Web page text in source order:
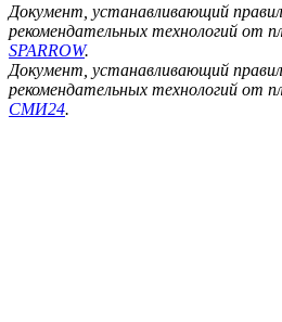
Документ, устанавливающий
рекомендательных технологий от
SPARROW.
Документ, устанавливающий
рекомендательных технологий от
СМИ24.